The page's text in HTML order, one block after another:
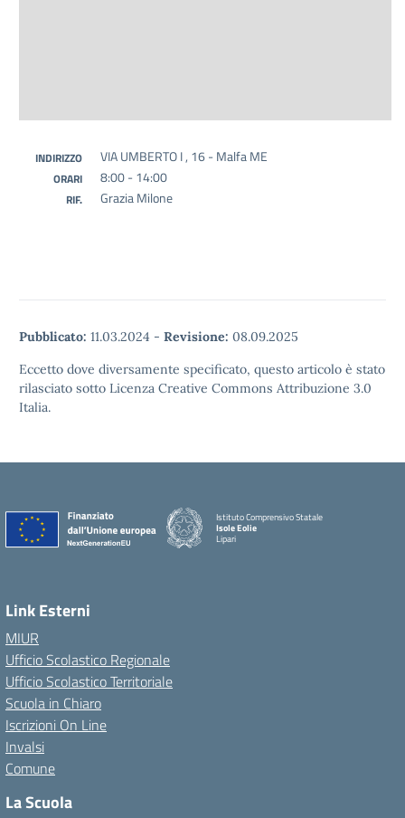
INDIRIZZO VIA UMBERTO I , 16 - Malfa ME
ORARI 8:00 - 14:00
RIF. Grazia Milone
Pubblicato: 11.03.2024 - Revisione: 08.09.2025
Eccetto dove diversamente specificato, questo articolo è stato
rilasciato sotto Licenza Creative Commons Attribuzione 3.0
Italia.
Istituto Comprensivo Statale
Isole Eolie
Lipari
Link Esterni
MIUR
Ufficio Scolastico Regionale
Ufficio Scolastico Territoriale
Scuola in Chiaro
Iscrizioni On Line
Invalsi
Comune
La Scuola